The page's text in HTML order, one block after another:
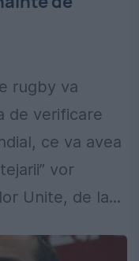
rugby va
de verificare
ce va avea
vor
Unite, de la...